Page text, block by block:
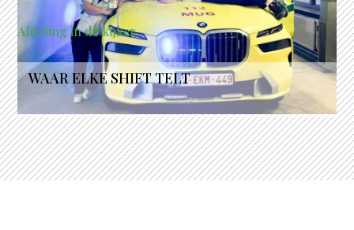
Afdeling in de kijker
WAAR ELKE SHIFT TELT